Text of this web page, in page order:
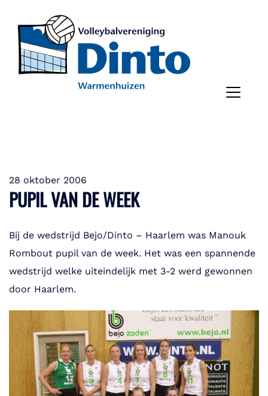
28 oktober 2006
PUPIL VAN DE WEEK
Bij de wedstrijd Bejo/Dinto – Haarlem was Manouk
Rombout pupil van de week. Het was een spannende
wedstrijd welke uiteindelijk met 3-2 werd gewonnen
door Haarlem.